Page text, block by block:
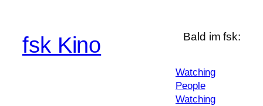
fsk Kino Bald im fsk:
Watching
People
Watching